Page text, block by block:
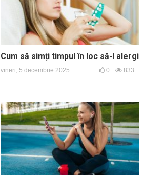
Cum să simți timpul în loc să-l alergi
vineri, 5 decembrie 2025 0 833